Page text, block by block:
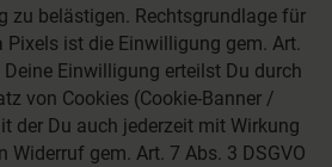
zu belästigen. Rechtsgrundlage für
Pixels ist die Einwilligung gem. Art.
Deine Einwilligung erteilst Du durch
von Cookies (Cookie-Banner /
der Du auch jederzeit mit Wirkung
Widerruf gem. Art. 7 Abs. 3 DSGVO